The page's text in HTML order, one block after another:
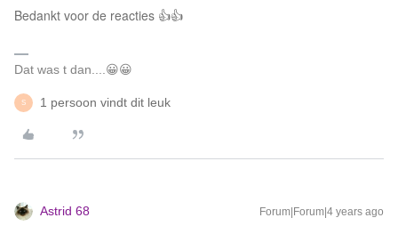
Bedankt voor de reacties 👍👍
Dat was t dan....😀😀
S 1 persoon vindt dit leuk
Astrid 68 Forum|Forum|4 years ago